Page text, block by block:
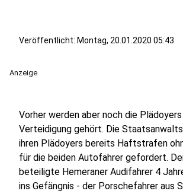
Veröffentlicht: Montag, 20.01.2020 05:43
Anzeige
Vorher werden aber noch die
Verteidigung gehört. Die
ihren Plädoyers bereits Haftstrafen
für die beiden Autofahrer gefordert.
beteiligte Hemeraner Audifahrer 4
ins Gefängnis - der Porschefahrer aus